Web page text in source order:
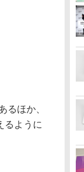
るほか、
るように